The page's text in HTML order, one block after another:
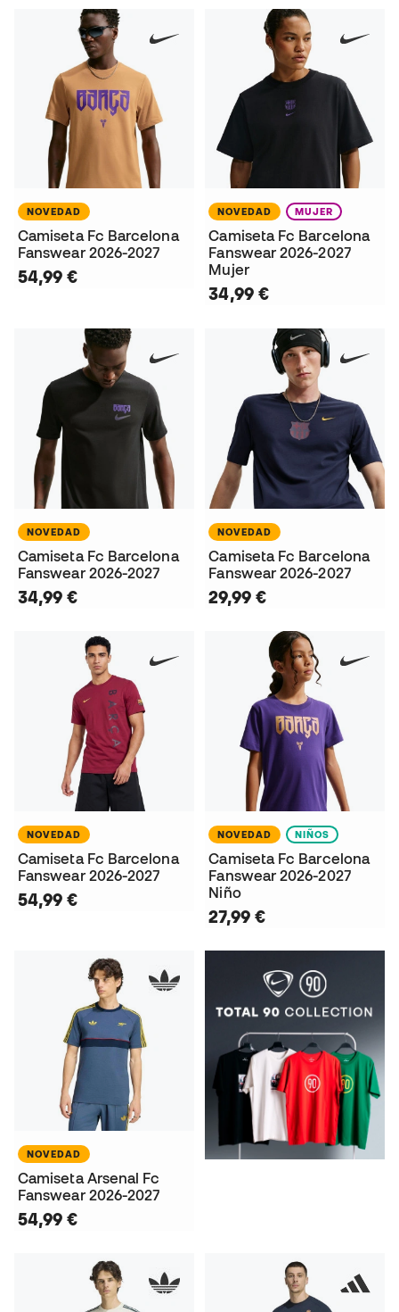
NOVEDAD
Camiseta Fc Barcelona
Fanswear 2026-2027
54,99 €
NOVEDAD MUJER
Camiseta Fc Barcelona
Fanswear 2026-2027
Mujer
34,99 €
NOVEDAD
Camiseta Fc Barcelona
Fanswear 2026-2027
34,99 €
NOVEDAD
Camiseta Fc Barcelona
Fanswear 2026-2027
29,99 €
NOVEDAD
Camiseta Fc Barcelona
Fanswear 2026-2027
54,99 €
NOVEDAD NIÑOS
Camiseta Fc Barcelona
Fanswear 2026-2027
Niño
27,99 €
NOVEDAD
Camiseta Arsenal Fc
Fanswear 2026-2027
54,99 €